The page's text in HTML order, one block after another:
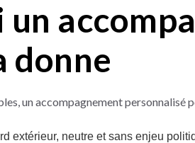
donne
un accompagnement personnalisé
extérieur, neutre et sans enjeu